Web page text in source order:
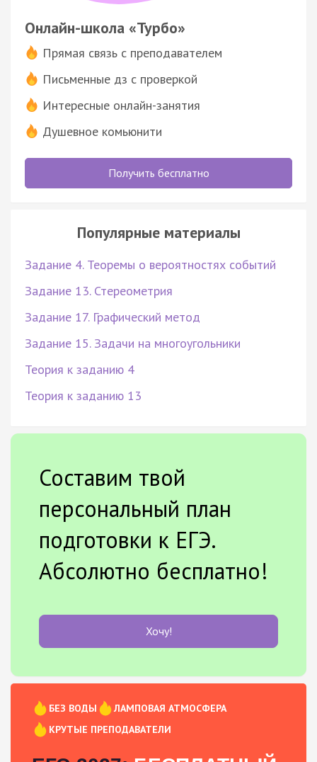
Онлайн-школа «Турбо»
Прямая связь с преподавателем
Письменные дз с проверкой
Интересные онлайн-занятия
Душевное комьюнити
Получить бесплатно
Популярные материалы
Задание 4. Теоремы о вероятностях событий
Задание 13. Стереометрия
Задание 17. Графический метод
Задание 15. Задачи на многоугольники
Теория к заданию 4
Теория к заданию 13
Составим твой
персональный план
подготовки к ЕГЭ.
Абсолютно бесплатно!
Хочу!
БЕЗ ВОДЫ
ЛАМПОВАЯ АТМОСФЕРА
КРУТЫЕ ПРЕПОДАВАТЕЛИ